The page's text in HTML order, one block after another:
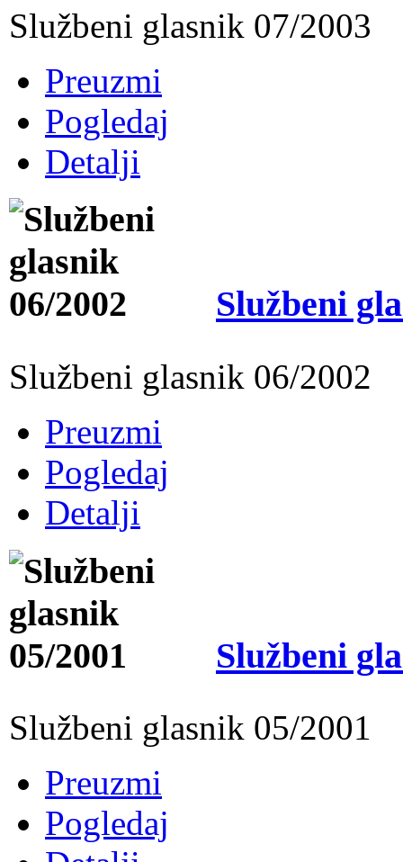
Službeni glasnik 07/2003
Preuzmi
Pogledaj
Detalji
Službeni
Službeni glasnik 06/2002
Preuzmi
Pogledaj
Detalji
Službeni
Službeni glasnik 05/2001
Preuzmi
Pogledaj